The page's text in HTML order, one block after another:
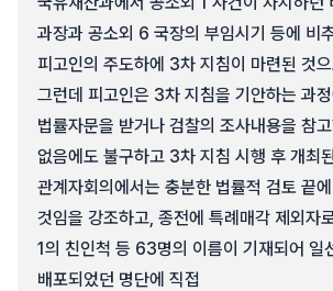
과장과 공소외 6 국장의 부임시기 등에 비
피고인의 주도하에 3차 지침이 마련된 것
그런데 피고인은 3차 지침을 기안하는 과
법률자문을 받거나 검찰의 조사내용을 참
없음에도 불구하고 3차 지침 시행 후 개최
관계자회의에서는 충분한 법률적 검토 끝
것임을 강조하고, 종전에 특례매각 제외자
1의 친인척 등 63명의 이름이 기재되어 일
배포되었던 명단에 직접